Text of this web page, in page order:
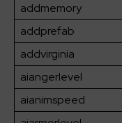
addmemory
addprefab
addvirginia
aiangerlevel
aianimspeed